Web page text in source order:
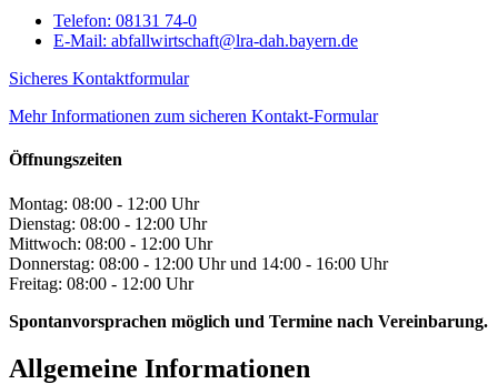
Telefon: 08131 74-0
E-Mail: abfallwirtschaft@lra-dah.bayern.de
Sicheres Kontaktformular
Mehr Informationen zum sicheren Kontakt-Formular
Öffnungszeiten
Montag: 08:00 - 12:00 Uhr
Dienstag: 08:00 - 12:00 Uhr
Mittwoch: 08:00 - 12:00 Uhr
Donnerstag: 08:00 - 12:00 Uhr und 14:00 - 16:00 Uhr
Freitag: 08:00 - 12:00 Uhr
Spontanvorsprachen möglich und Termine nach Vereinbarung.
Allgemeine Informationen